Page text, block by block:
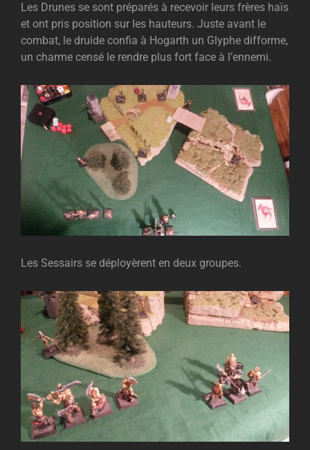
Les Drunes se sont préparés à recevoir leurs frères haïs
et ont pris position sur les hauteurs. Juste avant le
combat, le druide confia à Hogarth un Glyphe difforme,
un charme censé le rendre plus fort face à l’ennemi.
Les Sessairs se déployèrent en deux groupes.